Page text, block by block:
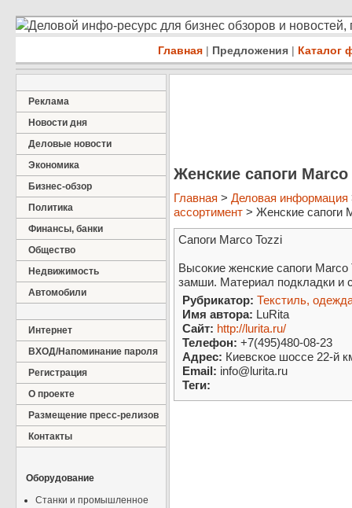
Деловой инфо-ресурс для бизнес обзоров и
Главная | Предложения | Каталог
Реклама
Новости дня
Деловые новости
Экономика
Бизнес-обзор
Политика
Финансы, банки
Общество
Недвижимость
Автомобили
Интернет
ВХОД/Напоминание пароля
Регистрация
О проекте
Размещение пресс-релизов
Контакты
Оборудование
Станки и промышленное
Женские сапоги Marco
Главная > Деловая информация
ассортимент > Женские сапоги
Сапоги Marco Tozzi
Высокие женские сапоги Marco
замши. Материал подкладки и
Рубрикатор: Текстиль,
Имя автора: LuRita
Сайт: http://lurita.ru/
Телефон: +7(495)480-08-23
Адрес: Киевское шоссе 22-й
Email: info@lurita.ru
Теги: